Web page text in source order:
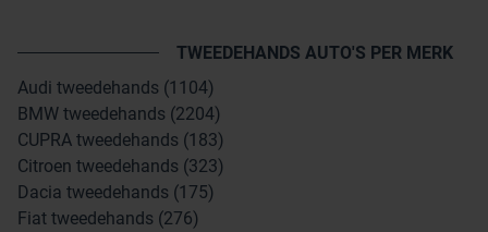
TWEEDEHANDS AUTO'S PER MERK
Audi tweedehands (1104)
BMW tweedehands (2204)
CUPRA tweedehands (183)
Citroen tweedehands (323)
Dacia tweedehands (175)
Fiat tweedehands (276)